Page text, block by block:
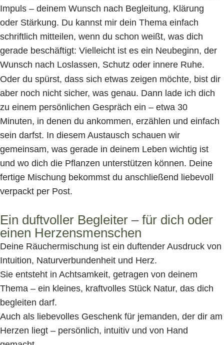
Impuls – deinem Wunsch nach Begleitung, Klärung
oder Stärkung. Du kannst mir dein Thema einfach
schriftlich mitteilen, wenn du schon weißt, was dich
gerade beschäftigt: Vielleicht ist es ein Neubeginn, der
Wunsch nach Loslassen, Schutz oder innere Ruhe.
Oder du spürst, dass sich etwas zeigen möchte, bist dir
aber noch nicht sicher, was genau. Dann lade ich dich
zu einem persönlichen Gespräch ein – etwa 30
Minuten, in denen du ankommen, erzählen und einfach
sein darfst. In diesem Austausch schauen wir
gemeinsam, was gerade in deinem Leben wichtig ist
und wo dich die Pflanzen unterstützen können. Deine
fertige Mischung bekommst du anschließend liebevoll
verpackt per Post.
Ein duftvoller Begleiter – für dich oder
einen Herzensmenschen
Deine Räuchermischung ist ein duftender Ausdruck von
Intuition, Naturverbundenheit und Herz.
Sie entsteht in Achtsamkeit, getragen von deinem
Thema – ein kleines, kraftvolles Stück Natur, das dich
begleiten darf.
Auch als liebevolles Geschenk für jemanden, der dir am
Herzen liegt – persönlich, intuitiv und von Hand